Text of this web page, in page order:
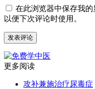
在此浏览器中保存我的
以便下次评论时使用。
更多阅读
攻补兼施治疗尿毒症